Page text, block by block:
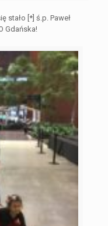
stało [*] ś.p. Paweł
Gdańska!